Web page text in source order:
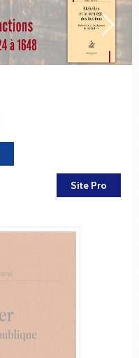
Site Pro